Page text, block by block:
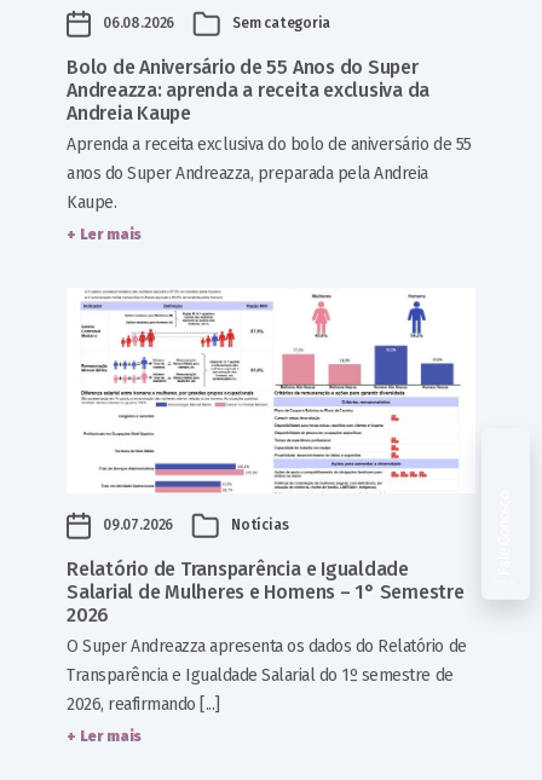
06.08.2026 Sem categoria
Bolo de Aniversário de 55 Anos do Super
Andreazza: aprenda a receita exclusiva da
Andreia Kaupe
Aprenda a receita exclusiva do bolo de aniversário de 55
anos do Super Andreazza, preparada pela Andreia
Kaupe.
+ Ler mais
09.07.2026 Notícias
Relatório de Transparência e Igualdade
Salarial de Mulheres e Homens – 1° Semestre
2026
O Super Andreazza apresenta os dados do Relatório de
Transparência e Igualdade Salarial do 1º semestre de
2026, reafirmando [...]
+ Ler mais